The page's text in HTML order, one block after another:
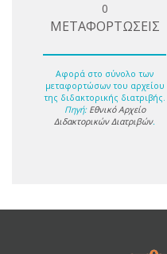
0
ΜΕΤΑΦΟΡΤΩΣΕΙΣ
Αφορά στο σύνολο των
μεταφορτώσων του αρχείου
της διδακτορικής διατριβής.
Πηγή: Εθνικό Αρχείο
Διδακτορικών Διατριβών.